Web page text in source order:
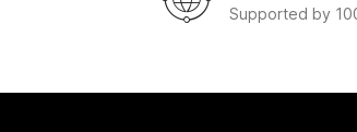
Supported by